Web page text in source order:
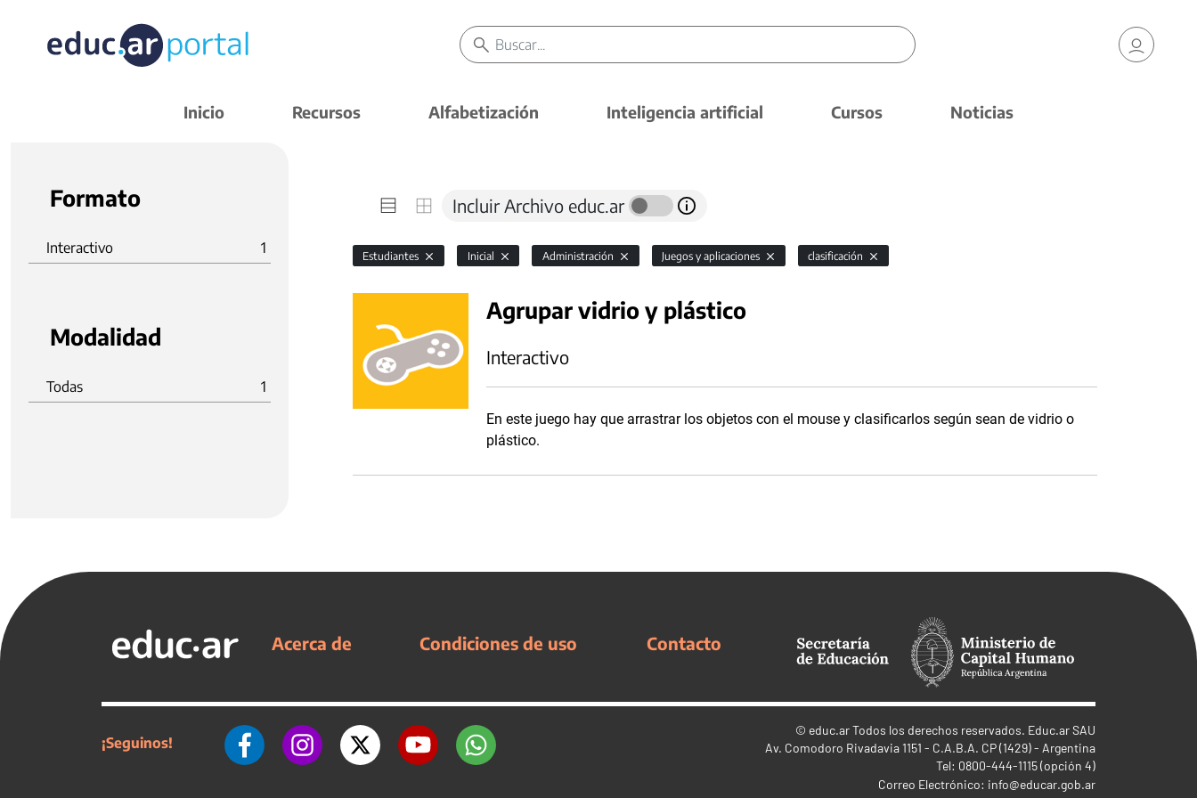
Inicio Recursos Alfabetización Inteligencia artificial Cursos Noticias
Formato
Interactivo 1
Modalidad
Todas 1
Incluir Archivo educ.ar
Estudiantes Inicial Administración Juegos y aplicaciones clasificación
Agrupar vidrio y plástico
Interactivo
En este juego hay que arrastrar los objetos con el mouse y clasificarlos según sean de vidrio o
plástico.
Acerca de Condiciones de uso Contacto
¡Seguinos!
© educ.arTodos los derechos reservados. Educ.ar SAU
Av. Comodoro Rivadavia 1151 - C.A.B.A. CP (1429) - Argentina
Tel: 0800-444-1115 (opción 4)
Correo Electrónico: info@educar.gob.ar